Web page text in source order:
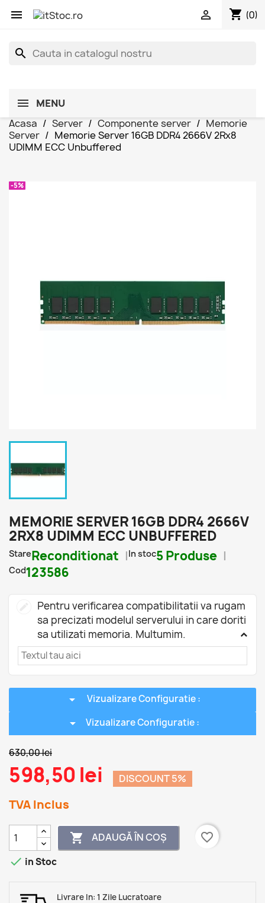
 shopping_cart (0)

search
MENU
Acasa
Server Componente server
Memorie
Server
Memorie Server 16GB DDR4 2666V 2Rx8
UDIMM ECC Unbuffered
-5%
MEMORIE SERVER 16GB DDR4 2666V
2RX8 UDIMM ECC UNBUFFERED
StareReconditionat In stoc5 Produse
Cod123586
Pentru verificarea compatibilitatii va rugam
sa precizati modelul serverului in care doriti
sa utilizati memoria. Multumim.
arrow_drop_down Vizualizare Configuratie :
arrow_drop_down Vizualizare Configuratie :
630,00 lei
598,50 lei DISCOUNT 5%
TVA Inclus
 ADAUGĂ ÎN COȘ
favorite_border
 in Stoc
Livrare In: 1 Zile Lucratoare